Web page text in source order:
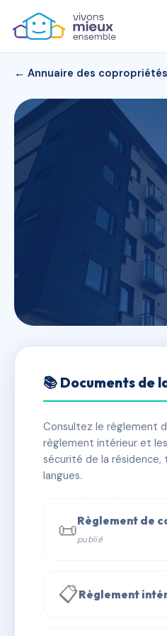
← Annuaire des copropriétés
3 AVENUE DE
✓ Immatriculée 🏠 21 lots
📞 Contacter Syndic
📚 Documents de
Consultez le règlement
règlement intérieur et
sécurité de la résidence,
langues.
📜Règlement de
publié
📋Règlement